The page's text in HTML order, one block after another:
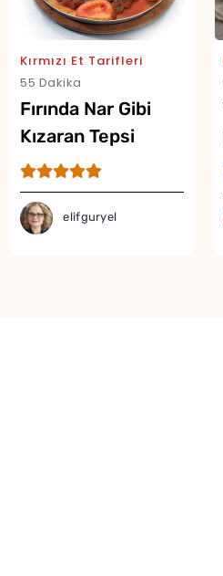
Kırmızı Et Tarifleri
55 Dakika
Fırında Nar Gibi
Kızaran Tepsi
Kebabı Tarifi
elifguryel